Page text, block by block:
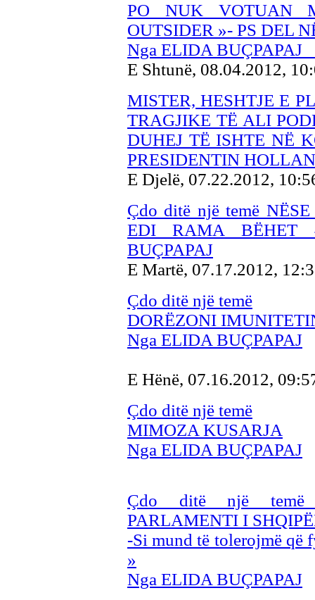
PO NUK VOTUAN
OUTSIDER »- PS DEL
Nga ELIDA BUÇPAPAJ
E Shtunë, 08.04.2012,
MISTER, HESHTJE E
TRAGJIKE TË ALI
DUHEJ TË ISHTE NË
PRESIDENTIN
E Djelë, 07.22.2012,
Çdo ditë një temë
EDI RAMA
BUÇPAPAJ
E Martë, 07.17.2012,
Çdo ditë një temë
DORËZONI
Nga ELIDA BUÇPAPAJ
E Hënë, 07.16.2012,
Çdo ditë një temë
MIMOZA KUSARJA
Nga ELIDA BUÇPAPAJ
Çdo ditë një temë
PARLAMENTI I
-Si mund të tolerojmë që
»
Nga ELIDA BUÇPAPAJ